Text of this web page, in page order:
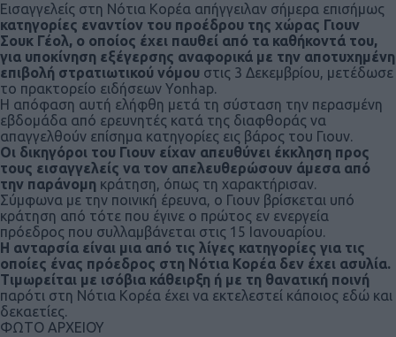
Εισαγγελείς στη Νότια Κορέα απήγγειλαν σήμερα επισήμως
κατηγορίες εναντίον του προέδρου της χώρας Γιουν
Σουκ Γέολ, ο οποίος έχει παυθεί από τα καθήκοντά του,
για υποκίνηση εξέγερσης αναφορικά με την αποτυχημένη
επιβολή στρατιωτικού νόμου στις 3 Δεκεμβρίου, μετέδωσε
το πρακτορείο ειδήσεων Yonhap.
Η απόφαση αυτή ελήφθη μετά τη σύσταση την περασμένη
εβδομάδα από ερευνητές κατά της διαφθοράς να
απαγγελθούν επίσημα κατηγορίες εις βάρος του Γιουν.
Οι δικηγόροι του Γιουν είχαν απευθύνει έκκληση προς
τους εισαγγελείς να τον απελευθερώσουν άμεσα από
την παράνομη κράτηση, όπως τη χαρακτήρισαν.
Σύμφωνα με την ποινική έρευνα, ο Γιουν βρίσκεται υπό
κράτηση από τότε που έγινε ο πρώτος εν ενεργεία
πρόεδρος που συλλαμβάνεται στις 15 Ιανουαρίου.
Η ανταρσία είναι μια από τις λίγες κατηγορίες για τις
οποίες ένας πρόεδρος στη Νότια Κορέα δεν έχει ασυλία.
Τιμωρείται με ισόβια κάθειρξη ή με τη θανατική ποινή
παρότι στη Νότια Κορέα έχει να εκτελεστεί κάποιος εδώ και
δεκαετίες.
ΦΩΤΟ ΑΡΧΕΙΟΥ